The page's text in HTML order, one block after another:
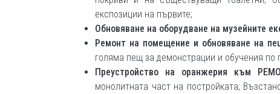
експозиции на първите;
Обновяване на оборудване на музейните
Ремонт на помещение и обновяване на
голяма пещ за демонстрации и обучения
Преустройство на оранжерия към
монолитната част на постройката;